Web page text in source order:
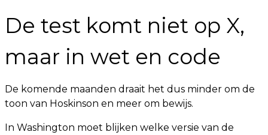
De test komt niet op X,
maar in wet en code
De komende maanden draait het dus minder om de
toon van Hoskinson en meer om bewijs.
In Washington moet blijken welke versie van de